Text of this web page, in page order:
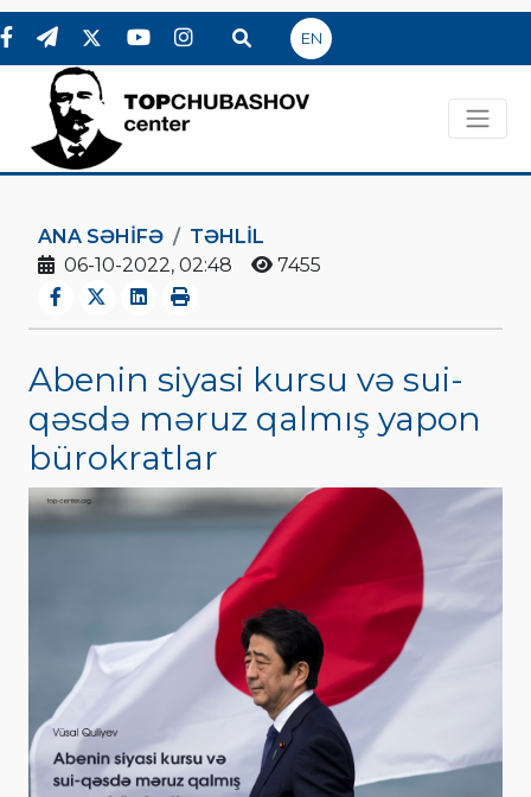
EN
ANA SƏHIFƏ
TƏHLİL
06-10-2022, 02:48
7455
Abenin siyasi kursu və sui-
qəsdə məruz qalmış yapon
bürokratlar